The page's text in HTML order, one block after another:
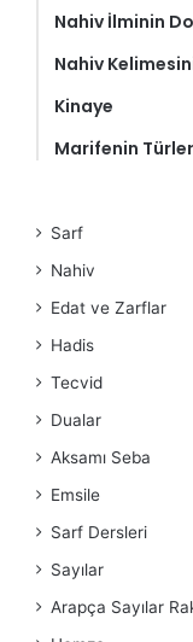
Nahiv İlminin
Nahiv
Kinaye
Marifenin
Sarf
Nahiv
Edat ve Zarflar
Hadis
Tecvid
Dualar
Aksamı Seba
Emsile
Sarf Dersleri
Sayılar
Arapça Sayılar